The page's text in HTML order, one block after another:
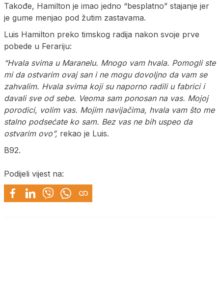
Takođe, Hamilton je imao jedno “besplatno” stajanje jer
je gume menjao pod žutim zastavama.
Luis Hamilton preko timskog radija nakon svoje prve
pobede u Ferariju:
“Hvala svima u Maranelu. Mnogo vam hvala. Pomogli ste
mi da ostvarim ovaj san i ne mogu dovoljno da vam se
zahvalim. Hvala svima koji su naporno radili u fabrici i
davali sve od sebe. Veoma sam ponosan na vas. Mojoj
porodici, volim vas. Mojim navijačima, hvala vam što me
stalno podsećate ko sam. Bez vas ne bih uspeo da
ostvarim ovo”, rekao je Luis.
B92.
Podijeli vijest na: